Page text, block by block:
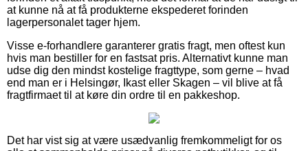
at kunne nå at få produkterne ekspederet forinden
lagerpersonalet tager hjem.
Visse e-forhandlere garanterer gratis fragt, men oftest kun
hvis man bestiller for en fastsat pris. Alternativt kunne man
udse dig den mindst kostelige fragttype, som gerne – hvad
end man er i Helsingør, Ikast eller Skagen – vil blive at få
fragtfirmaet til at køre din ordre til en pakkeshop.
Det har vist sig at være usædvanlig fremkommeligt for os